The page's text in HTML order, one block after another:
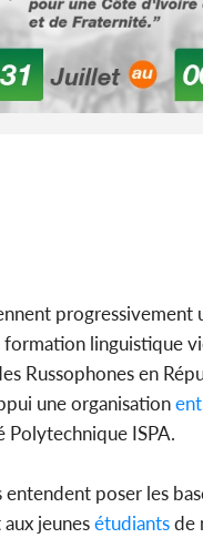
linguistique
Russophones en
une organisation
Polytechnique ISPA.
poser les
jeunesétudiantsde